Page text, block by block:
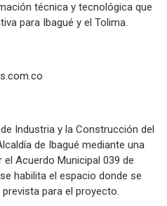
técnica y tecnológica que
para Ibagué y el Tolima.
Industria y la Construcción del
de Ibagué mediante una
Acuerdo Municipal 039 de
habilita el espacio donde se
para el proyecto.